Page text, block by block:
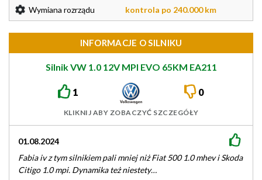
Wymiana rozrządu kontrola po 240.000 km
INFORMACJE O SILNIKU
Silnik VW 1.0 12V MPI EVO 65KM EA211
1 0
KLIKNIJ ABY ZOBACZYĆ SZCZEGÓŁY
01.08.2024
Fabia iv z tym silnikiem pali mniej niż Fiat 500 1.0 mhev i Skoda
Citigo 1.0 mpi. Dynamika też niestety…